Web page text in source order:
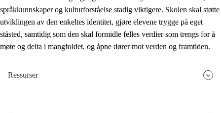
språkkunnskaper og kulturforståelse stadig viktigere. Skolen skal støtte
utviklingen av den enkeltes identitet, gjøre elevene trygge på eget
ståsted, samtidig som den skal formidle felles verdier som trengs for å
møte og delta i mangfoldet, og åpne dører mot verden og framtiden.
Ressurser